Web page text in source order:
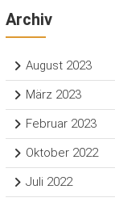
Archiv
August 2023
März 2023
Februar 2023
Oktober 2022
Juli 2022